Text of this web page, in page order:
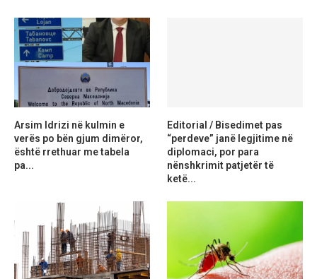
Arsim Idrizi në kulmin e
verës po bën gjum dimëror,
është rrethuar me tabela
pa...
Editorial / Bisedimet pas
“perdeve” janë legjitime në
diplomaci, por para
nënshkrimit patjetër të
ketë...